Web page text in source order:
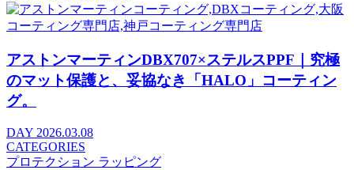
アストンマーティンDBX707×ステルスPPF｜究極
のマット保護と、妥協なき「HALO」コーティン
グ。
DAY 2026.03.08
CATEGORIES
プロテクション ラッピング